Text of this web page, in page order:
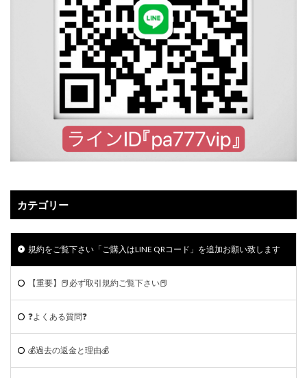
カテゴリー
規約をご覧下さい「ご購入はLINE QRコード」を追加お願い致します
【重要】📕必ず取引規約ご覧下さい📕
❓よくある質問❓
💰過去の返金と理由💰